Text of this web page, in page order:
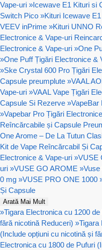
Vape-uri »Icewave E1 Kituri si
Switch Pico »Kituri Icewave
VEEV inPrime »Kituri UNNO
Electronice & Vape-uri
Electronice & Vape-uri »One
»One Puff Țigări Electronice &
»Ske Crystal 600 Pro Țigări
Capsule preumplute »VAAL
Vape-uri »VAAL Vape Țigări
Capsule Si Rezerve »VapeBar
»Vapebar Pro Țigări
Reîncărcabile și Capsule
One Arome – De La Tutun
Kit de Vape Reîncărcabil Și
Electronice & Vape-uri »VUSE
uri »VUSE GO AROME »Vuse
0 mg »VUSE PRO ONE 1000
Și Capsule
Arată Mai Mult
»Tigara Electronica cu 1200
fără nicotină Reduceri) »Tigara
(Include opțiuni cu nicotină și
Electronica cu 1800 de Pufuri